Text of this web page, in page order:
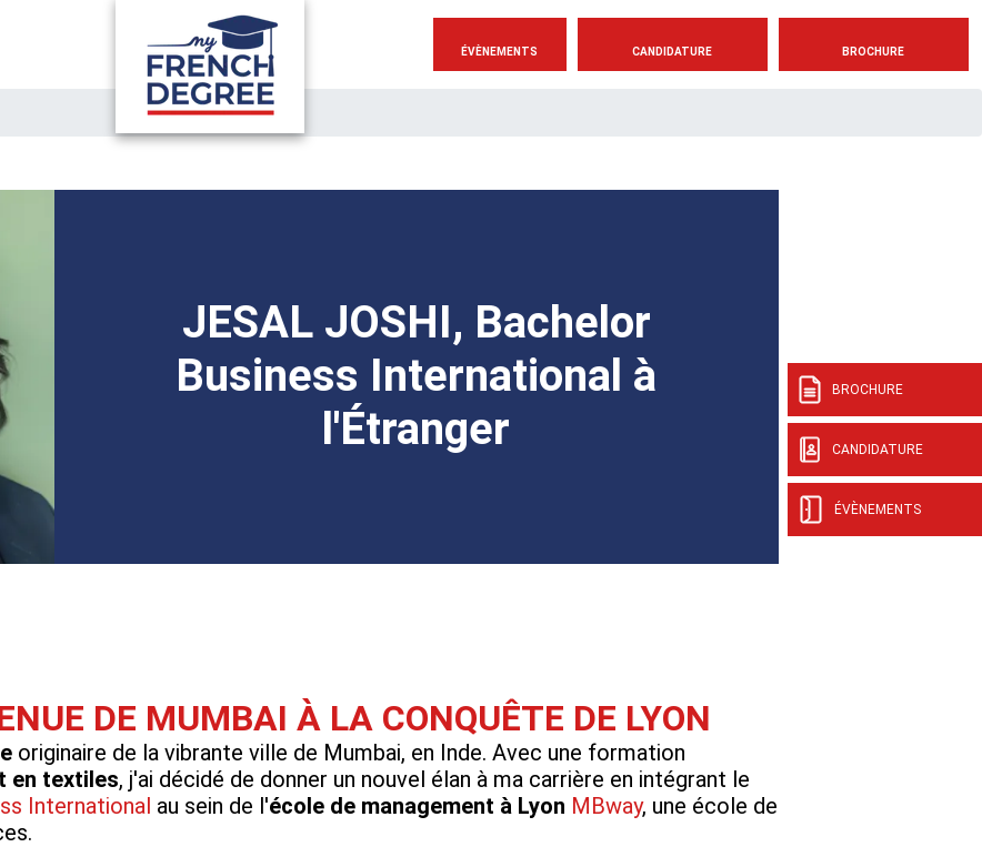
ÉVÈNEMENTS CANDIDATURE BROCHURE
BROCHURE
CANDIDATURE
ÉVÈNEMENTS
JESAL JOSHI, Bachelor
Business International à
l'Étranger
DE MUMBAI À LA CONQUÊTE DE LYON
originaire de la vibrante ville de Mumbai, en Inde. Avec une formation
en textiles, j'ai décidé de donner un nouvel élan à ma carrière en intégrant le
International au sein de l'école de management à Lyon MBway, une école de